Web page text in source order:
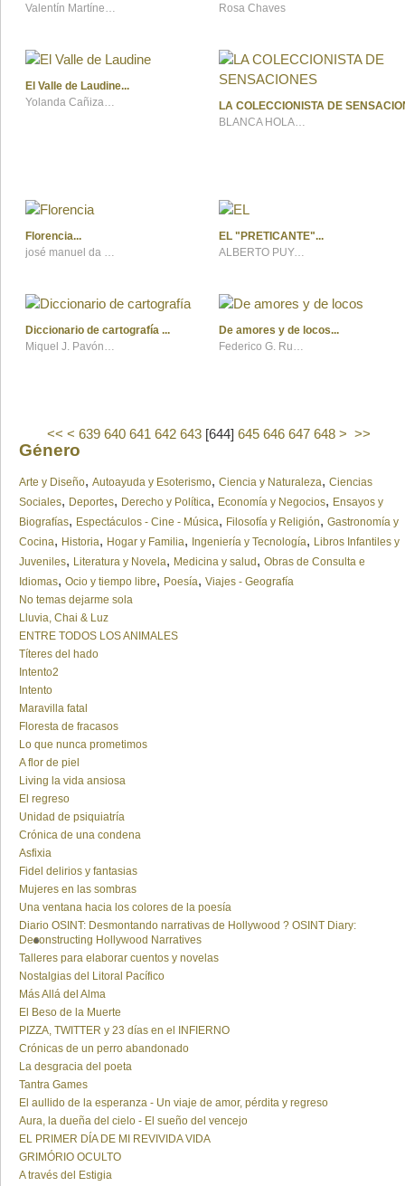
Valentín Martínez Carbajo
Rosa Chaves
El Valle de Laudine
Yolanda Cañizares Rodríguez
LA COLECCIONISTA DE
BLANCA HOLANDA
Florencia
josé manuel da rocha cavadas
EL "PRETICANTE"
ALBERTO PUYANA
Diccionario de cartografía
Miquel J. Pavón Besalú
De amores y de locos
Federico G. Rudolph
<< < 639 640 641 642 643 [644] 645 646 647 648 > >>
Género
Arte y Diseño, Autoayuda y Esoterismo, Ciencia y Naturaleza, Ciencias
Sociales, Deportes, Derecho y Política, Economía y Negocios, Ensayos y
Biografías, Espectáculos - Cine - Música, Filosofía y Religión, Gastronomía y
Cocina, Historia, Hogar y Familia, Ingeniería y Tecnología, Libros Infantiles y
Juveniles, Literatura y Novela, Medicina y salud , Obras de Consulta e
Idiomas, Ocio y tiempo libre, Poesía, Viajes - Geografía
No temas dejarme sola
Lluvia, Chai & Luz
ENTRE TODOS LOS ANIMALES
Títeres del hado
Intento2
Intento
Maravilla fatal
Floresta de fracasos
Lo que nunca prometimos
A flor de piel
Living la vida ansiosa
El regreso
Unidad de psiquiatría
Crónica de una condena
Asfixia
Fidel delirios y fantasias
Mujeres en las sombras
Una ventana hacia los colores de la poesía
Diario OSINT: Desmontando narrativas de Hollywood ? OSINT Diary:
Deconstructing Hollywood Narratives
Talleres para elaborar cuentos y novelas
Nostalgias del Litoral Pacífico
Más Allá del Alma
El Beso de la Muerte
PIZZA, TWITTER y 23 días en el INFIERNO
Crónicas de un perro abandonado
La desgracia del poeta
Tantra Games
El aullido de la esperanza - Un viaje de amor, pérdita y regreso
Aura, la dueña del cielo - El sueño del vencejo
EL PRIMER DÍA DE MI REVIVIDA VIDA
GRIMÓRIO OCULTO
A través del Estigia